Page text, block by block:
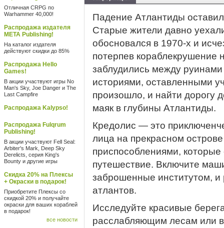
Отличная CRPG по
Warhammer 40,000!
Распродажа издателя
META Publishing!
На каталог издателя
действуют скидки до 85%
Распродажа Hello
Games!
В акции участвуют игры No
Man's Sky, Joe Danger и The
Last Campfire
Распродажа Kalypso!
Распродажа Fulqrum
Publishing!
В акции участвуют Fell Seal:
Arbiter's Mark, Deep Sky
Derelicts, серия King's
Bounty и другие игры
Скидка 20% на Плексы
+ Окраски в подарок!
Приобретите Плексы со
скидкой 20% и получайте
окраски для ваших кораблей
в подарок!
все новости
Падение Атлантиды
Старые жители давно
обосновался в 1970-х и
потерпев кораблекрушение
заблудились между
историями, оставленными
произошло, и найти дорогу
маяк в глубины Атлантиды.
Кредолис — это
лица на прекрасном
приспособлениями, которые
путешествие. Включите
заброшенные институтом, и
атлантов.
Исследуйте красивые
расслабляющим лесам или